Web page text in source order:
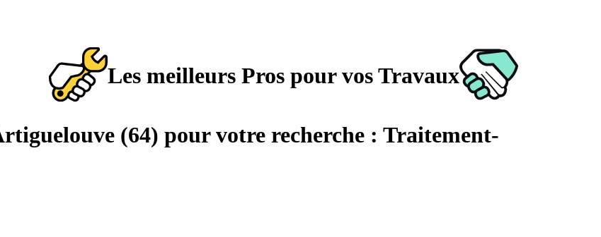
Les meilleurs Pros pour vos Travaux
(64) pour votre recherche : Traitement-